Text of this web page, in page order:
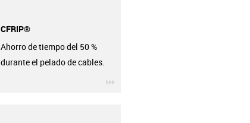
CFRIP®
Ahorro de tiempo del 50 %
durante el pelado de cables.